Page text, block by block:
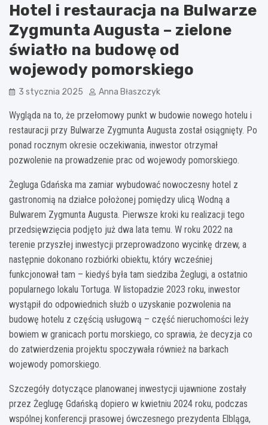
Hotel i restauracja na Bulwarze
Zygmunta Augusta – zielone
światło na budowę od
wojewody pomorskiego
3 stycznia 2025 Anna Błaszczyk
Wygląda na to, że przełomowy punkt w budowie nowego hotelu i
restauracji przy Bulwarze Zygmunta Augusta został osiągnięty. Po
ponad rocznym okresie oczekiwania, inwestor otrzymał
pozwolenie na prowadzenie prac od wojewody pomorskiego.
Żegluga Gdańska ma zamiar wybudować nowoczesny hotel z
gastronomią na działce położonej pomiędzy ulicą Wodną a
Bulwarem Zygmunta Augusta. Pierwsze kroki ku realizacji tego
przedsięwzięcia podjęto już dwa lata temu. W roku 2022 na
terenie przyszłej inwestycji przeprowadzono wycinkę drzew, a
następnie dokonano rozbiórki obiektu, który wcześniej
funkcjonował tam – kiedyś była tam siedziba Żeglugi, a ostatnio
popularnego lokalu Tortuga. W listopadzie 2023 roku, inwestor
wystąpił do odpowiednich służb o uzyskanie pozwolenia na
budowę hotelu z częścią usługową – część nieruchomości leży
bowiem w granicach portu morskiego, co sprawia, że decyzja co
do zatwierdzenia projektu spoczywała również na barkach
wojewody pomorskiego.
Szczegóły dotyczące planowanej inwestycji ujawnione zostały
przez Żeglugę Gdańską dopiero w kwietniu 2024 roku, podczas
wspólnej konferencji prasowej ówczesnego prezydenta Elbląga,